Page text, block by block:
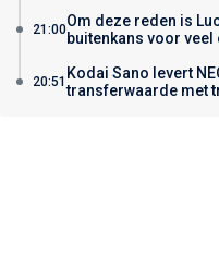
21:00Om deze reden is
buitenkans voor veel
20:51 Kodai Sano levert
transferwaarde met